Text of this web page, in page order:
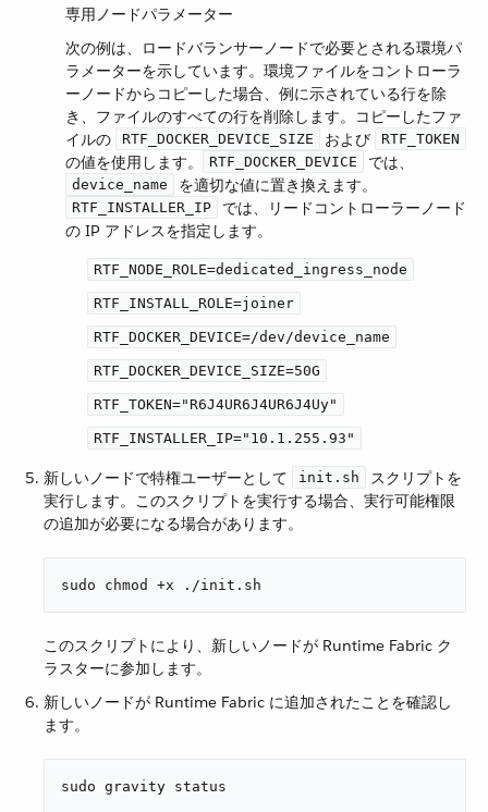
専用ノードパラメーター
次の例は、ロードバランサーノードで必要とされる環境パ
ラメーターを示しています。環境ファイルをコントローラ
ーノードからコピーした場合、例に示されている行を除
き、ファイルのすべての行を削除します。コピーしたファ
イルの ​
RTF_DOCKER_DEVICE_SIZE ​ および ​ RTF_TOKEN
の値を使用します。​
RTF_DOCKER_DEVICE ​ では、​
device_name ​ を適切な値に置き換えます。​
RTF_INSTALLER_IP
​ では、リードコントローラーノード
の IP アドレスを指定します。
RTF_NODE_ROLE=dedicated_ingress_node
RTF_INSTALL_ROLE=joiner
RTF_DOCKER_DEVICE=/dev/device_name
RTF_DOCKER_DEVICE_SIZE=50G
RTF_TOKEN="R6J4UR6J4UR6J4Uy"
RTF_INSTALLER_IP="10.1.255.93"
新しいノードで特権ユーザーとして ​ init.sh
​ スクリプトを
実行します。このスクリプトを実行する場合、実行可能権限
の追加が必要になる場合があります。
sudo chmod +x ./init.sh
このスクリプトにより、新しいノードが Runtime Fabric ク
ラスターに参加します。
新しいノードが Runtime Fabric に追加されたことを確認し
ます。
sudo gravity status